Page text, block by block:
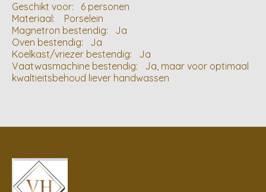
Geschikt voor: 6 personen
Materiaal: Porselein
Magnetron bestendig: Ja
Oven bestendig: Ja
Koelkast/vriezer bestendig: Ja
Vaatwasmachine bestendig: Ja, maar voor optimaal
kwaltieitsbehoud liever handwassen